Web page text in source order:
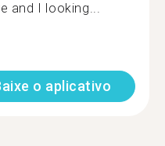
and I looking...
o aplicativo